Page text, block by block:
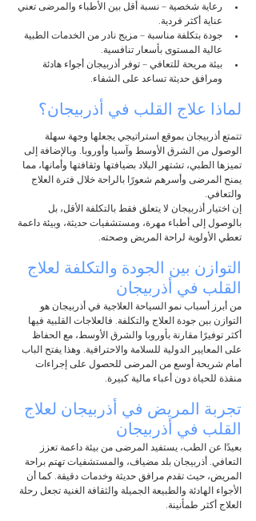
رعاية شخصية – نسبة أقل بين الأطباء والمرضى تعني
عناية أكثر فردية.
جودة بتكلفة مناسبة – مزيج نادر من الخدمات الطبية
عالية المستوى بأسعار تنافسية.
بيئة مريحة للتعافي – توفر أذربيجان أجواء هادئة
ومرافق حديثة تساعد على الشفاء.
لماذا علاج القلب في أذربيجان؟
تتمتع أذربيجان بموقع استراتيجي يجعلها وجهة سهلة
الوصول من الشرق الأوسط وآسيا وأوروبا. وبالإضافة إلى
تميزها الطبي، تشتهر البلاد بضيافتها وثقافتها وأمانها، مما
يمنح المرضى وأسرهم شعورًا بالراحة خلال فترة العلاج
والتعافي.
إن اختيار أذربيجان لا يتعلق فقط بالتكلفة الأقل، بل
بالوصول إلى أطباء مهرة، ومستشفيات حديثة، وبيئة داعمة
تعطي الأولوية لراحة المريض وصحته.
التوازن بين الجودة والتكلفة لعلاج
القلب في أذربيجان
من أبرز أسباب نمو السياحة العلاجية في أذربيجان هو
التوازن بين جودة العلاج والتكلفة. فالعلاجات القلبية فيها
أكثر توفيرًا مقارنة بأوروبا والشرق الأوسط، مع الحفاظ
على المعايير الدولية للسلامة والاحترافية. وهذا يفتح الباب
أمام شريحة أوسع من المرضى للحصول على إجراءات
منقذة للحياة دون أعباء مالية كبيرة.
تجربة المريض في أذربيجان لعلاج
القلب في أذربيجان
بعيدًا عن الطب، يستفيد المرضى من بيئة داعمة تعزز
التعافي. أذربيجان بلد مضياف، والمستشفيات تهتم براحة
المريض، حيث تقدم مرافق حديثة وخدمات دقيقة. كما أن
الأجواء الهادئة والطبيعة الجميلة والثقافة الغنية تجعل رحلة
العلاج أكثر طمأنينة.